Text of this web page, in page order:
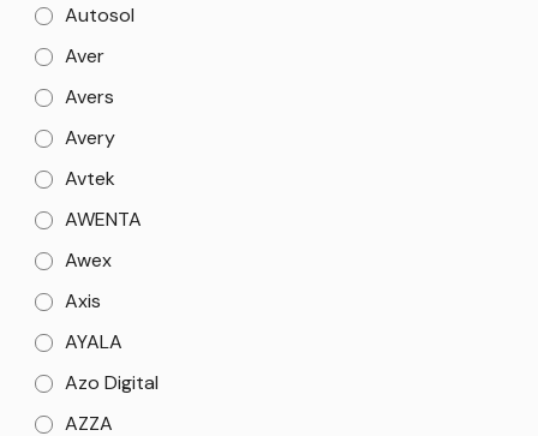
Autosol
Aver
Avers
Avery
Avtek
AWENTA
Awex
Axis
AYALA
Azo Digital
AZZA